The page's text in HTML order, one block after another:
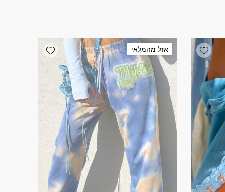
Add wishlist
Add wishlist אזל מהמלאי